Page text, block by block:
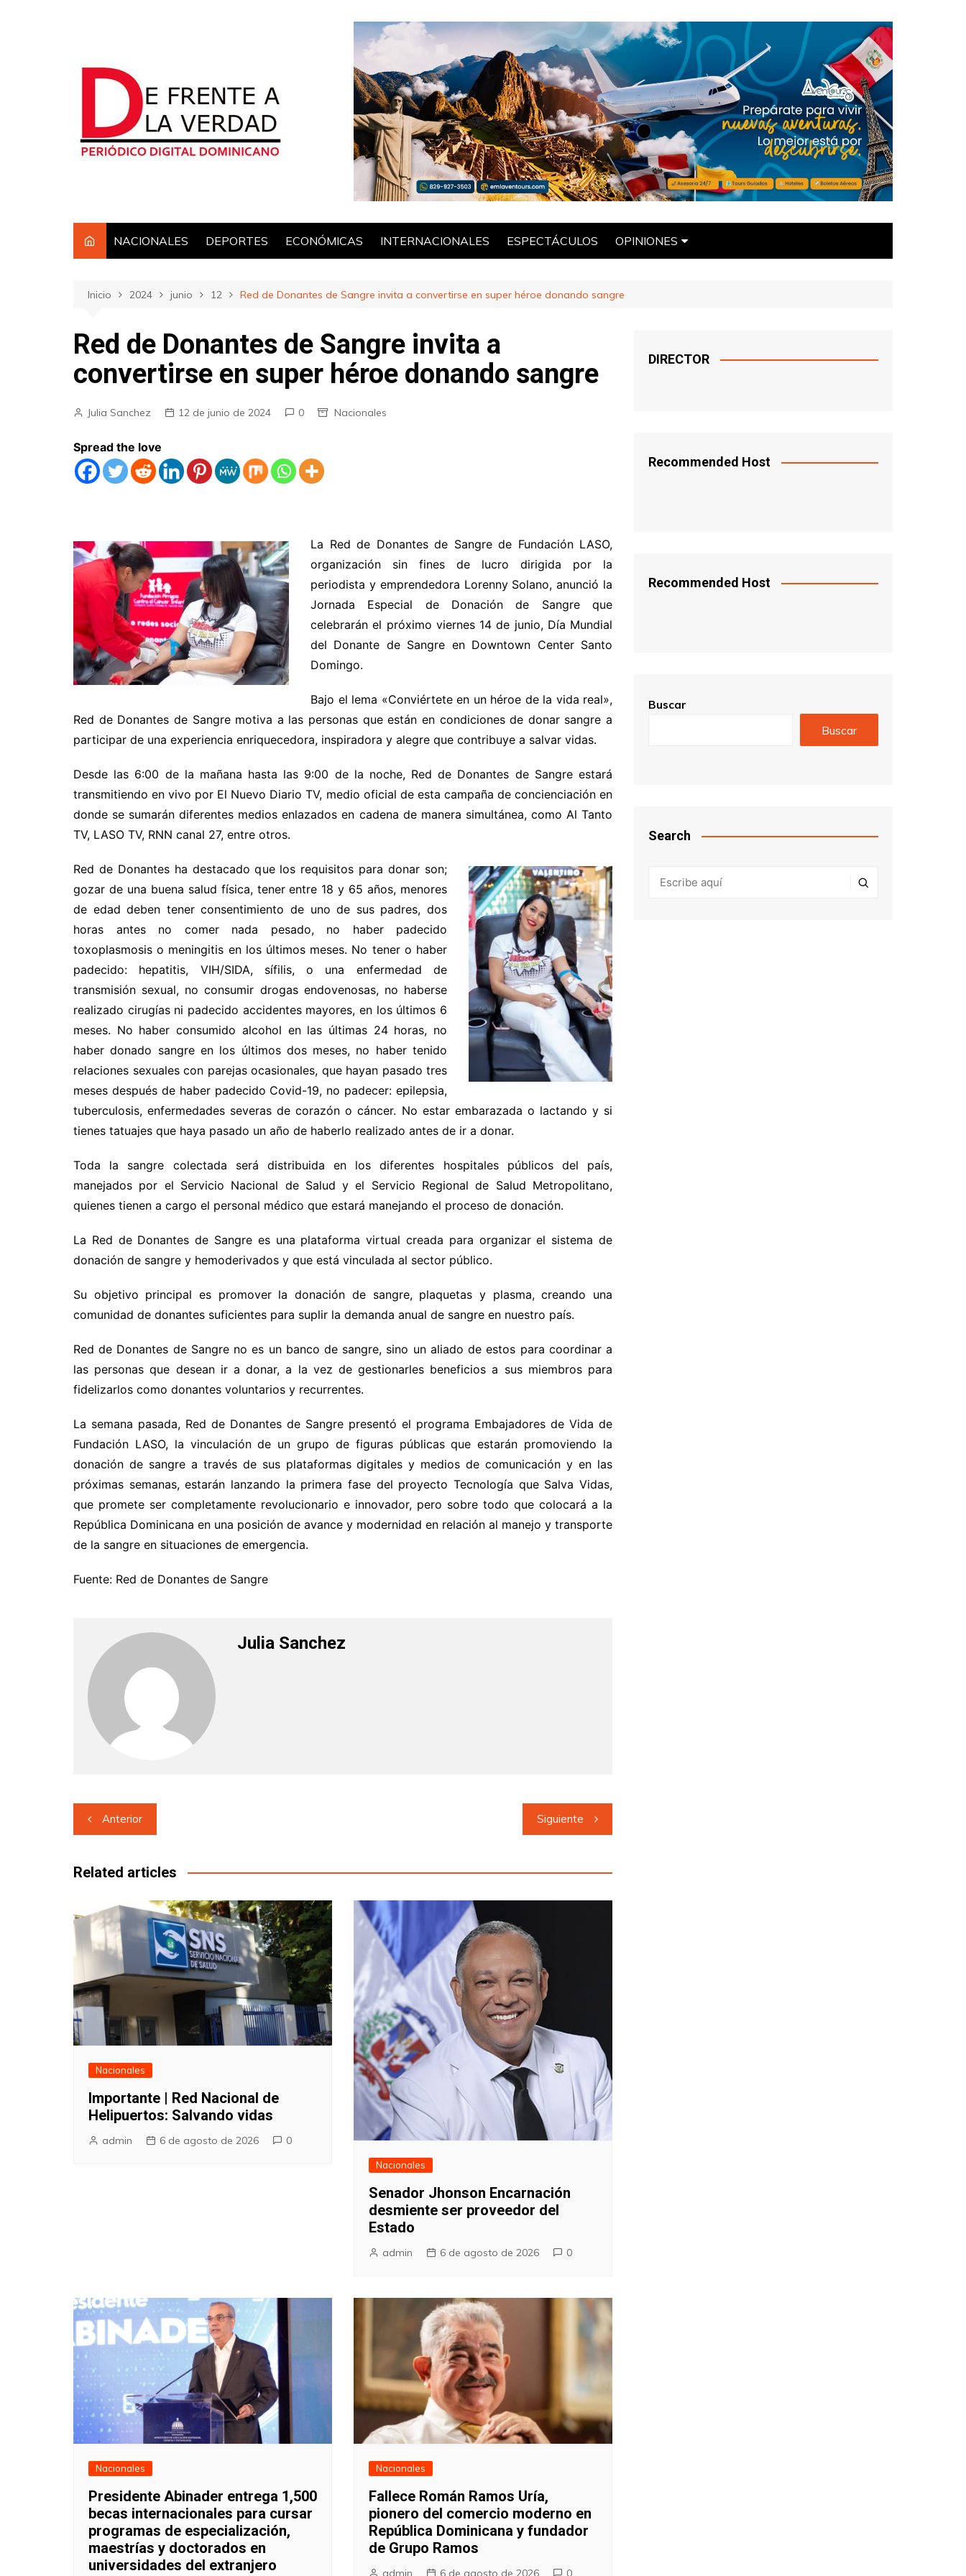
NACIONALES DEPORTES ECONÓMICAS INTERNACIONALES ESPECTÁCULOS OPINIONES
Inicio 2024 junio 12 Red de Donantes de Sangre invita a convertirse en super héroe donando sangre
Red de Donantes de Sangre invita a
convertirse en super héroe donando sangre
Julia Sanchez 12 de junio de 2024 0 Nacionales
Spread the love
La Red de Donantes de Sangre de Fundación LASO,
organización sin fines de lucro dirigida por la
periodista y emprendedora Lorenny Solano, anunció la
Jornada Especial de Donación de Sangre que
celebrarán el próximo viernes 14 de junio, Día Mundial
del Donante de Sangre en Downtown Center Santo
Domingo.
Bajo el lema «Conviértete en un héroe de la vida real»,
Red de Donantes de Sangre motiva a las personas que están en condiciones de donar sangre a
participar de una experiencia enriquecedora, inspiradora y alegre que contribuye a salvar vidas.
Desde las 6:00 de la mañana hasta las 9:00 de la noche, Red de Donantes de Sangre estará
transmitiendo en vivo por El Nuevo Diario TV, medio oficial de esta campaña de concienciación en
donde se sumarán diferentes medios enlazados en cadena de manera simultánea, como Al Tanto
TV, LASO TV, RNN canal 27, entre otros.
Red de Donantes ha destacado que los requisitos para donar son;
gozar de una buena salud física, tener entre 18 y 65 años, menores
de edad deben tener consentimiento de uno de sus padres, dos
horas antes no comer nada pesado, no haber padecido
toxoplasmosis o meningitis en los últimos meses. No tener o haber
padecido: hepatitis, VIH/SIDA, sífilis, o una enfermedad de
transmisión sexual, no consumir drogas endovenosas, no haberse
realizado cirugías ni padecido accidentes mayores, en los últimos 6
meses. No haber consumido alcohol en las últimas 24 horas, no
haber donado sangre en los últimos dos meses, no haber tenido
relaciones sexuales con parejas ocasionales, que hayan pasado tres
meses después de haber padecido Covid-19, no padecer: epilepsia,
tuberculosis, enfermedades severas de corazón o cáncer. No estar embarazada o lactando y si
tienes tatuajes que haya pasado un año de haberlo realizado antes de ir a donar.
Toda la sangre colectada será distribuida en los diferentes hospitales públicos del país,
manejados por el Servicio Nacional de Salud y el Servicio Regional de Salud Metropolitano,
quienes tienen a cargo el personal médico que estará manejando el proceso de donación.
La Red de Donantes de Sangre es una plataforma virtual creada para organizar el sistema de
donación de sangre y hemoderivados y que está vinculada al sector público.
Su objetivo principal es promover la donación de sangre, plaquetas y plasma, creando una
comunidad de donantes suficientes para suplir la demanda anual de sangre en nuestro país.
Red de Donantes de Sangre no es un banco de sangre, sino un aliado de estos para coordinar a
las personas que desean ir a donar, a la vez de gestionarles beneficios a sus miembros para
fidelizarlos como donantes voluntarios y recurrentes.
La semana pasada, Red de Donantes de Sangre presentó el programa Embajadores de Vida de
Fundación LASO, la vinculación de un grupo de figuras públicas que estarán promoviendo la
donación de sangre a través de sus plataformas digitales y medios de comunicación y en las
próximas semanas, estarán lanzando la primera fase del proyecto Tecnología que Salva Vidas,
que promete ser completamente revolucionario e innovador, pero sobre todo que colocará a la
República Dominicana en una posición de avance y modernidad en relación al manejo y transporte
de la sangre en situaciones de emergencia.
Fuente: Red de Donantes de Sangre
Julia Sanchez
Navegación
de
entradas
Anterior Siguiente
Related articles
Nacionales
Importante | Red Nacional de
Helipuertos: Salvando vidas
admin 6 de agosto de 2026 0
Nacionales
Senador Jhonson Encarnación
desmiente ser proveedor del
Estado
admin 6 de agosto de 2026 0
Nacionales
Presidente Abinader entrega 1,500
becas internacionales para cursar
programas de especialización,
maestrías y doctorados en
universidades del extranjero
Nacionales
Fallece Román Ramos Uría,
pionero del comercio moderno en
República Dominicana y fundador
de Grupo Ramos
admin 6 de agosto de 2026 0
DIRECTOR
Recommended Host
Recommended Host
Buscar
Buscar
Search